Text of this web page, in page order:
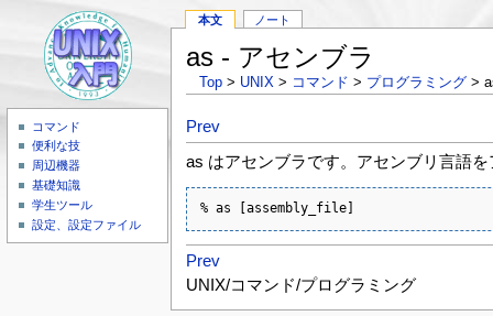
コマンド
便利な技
周辺機器
基礎知識
学生ツール
設定、設定ファイル
本文 ノート
as - アセンブラ
Top > UNIX > コマンド > プログラミング >
Prev
as はアセンブラです。アセンブリ言語
% as [assembly_file]
Prev
UNIX/コマンド/プログラミング